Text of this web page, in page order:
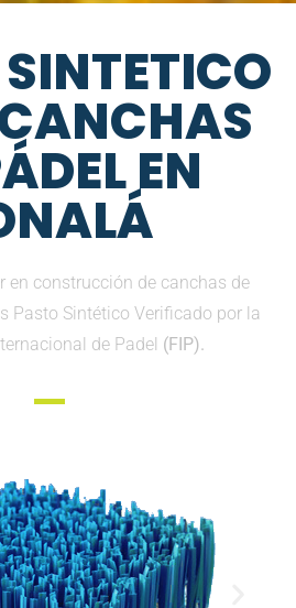
EN
en construcción de canchas de
Pasto Sintético Verificado por la
de Padel (FIP).